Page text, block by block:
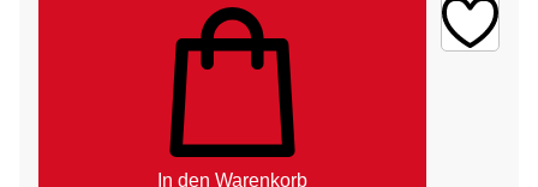
In den Warenkorb